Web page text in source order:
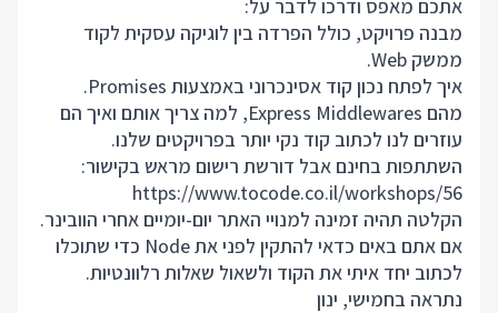
אתכם מאפס ודרכו לדבר על:
מבנה פרויקט, כולל הפרדה בין לוגיקה עסקית לקוד
ממשק Web.
איך לפתח נכון קוד אסינכרוני באמצעות Promises.
מהם Express Middlewares, למה צריך אותם ואיך הם
עוזרים לנו לכתוב קוד נקי יותר בפרויקטים שלנו.
השתתפות בחינם אבל דורשת רישום מראש בקישור:
https://www.tocode.co.il/workshops/56
הקלטה תהיה זמינה למנויי האתר יום-יומיים אחרי הוובינר.
אם אתם באים כדאי להתקין לפני אתNode כדי שתוכלו
לכתוב יחד איתי את הקוד ולשאול שאלות רלוונטיות.
נתראה בחמישי, ינון